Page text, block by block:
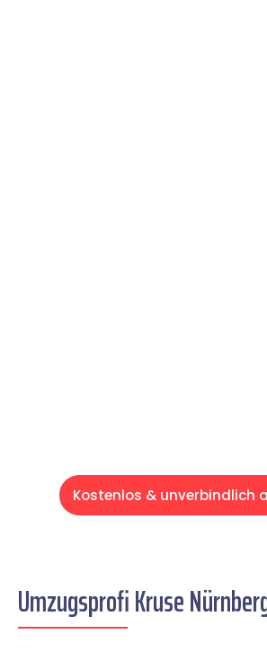
Kostenlos & unverbindlich
Umzugsprofi Kruse